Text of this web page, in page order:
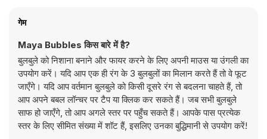
गेम
Maya Bubbles किस बारे में है?
बुलबुले को निशाना बनाने और फायर करने के लिए अपनी माउस या उंगली का
उपयोग करें। यदि आप एक ही रंग के 3 बुलबुलों का मिलान करते हैं तो वे फूट
जाएँगे। यदि आप वर्तमान बुलबुले को किसी दूसरे रंग से बदलना चाहते हैं, तो
आप अपने बबल लॉन्चर पर टैप या क्लिक कर सकते हैं। जब सभी बुलबुले
साफ हो जाएँगे, तो आप अगले स्तर पर पहुँच सकते हैं। आपके पास प्रत्येक
स्तर के लिए सीमित संख्या में शॉट हैं, इसलिए उनका बुद्धिमानी से उपयोग करें!